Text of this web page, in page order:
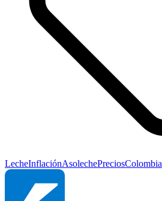
LecheInflaciónAsolechePreciosColombia